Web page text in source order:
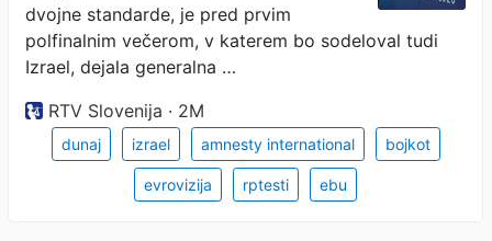
dvojne standarde, je pred prvim
polfinalnim večerom, v katerem bo sodeloval tudi
Izrael, dejala generalna …
RTV Slovenija · 2M
dunaj izrael amnesty international bojkot
evrovizija rptesti ebu